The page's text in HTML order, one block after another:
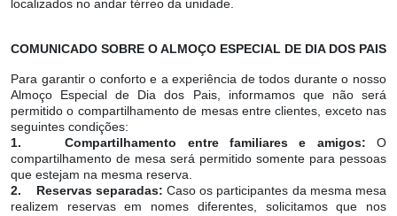
localizados no andar térreo da unidade.
COMUNICADO SOBRE O ALMOÇO ESPECIAL DE DIA DOS PAIS
Para garantir o conforto e a experiência de todos durante o nosso
Almoço Especial de Dia dos Pais, informamos que não será
permitido o compartilhamento de mesas entre clientes, exceto nas
seguintes condições:
1. Compartilhamento entre familiares e amigos: O
compartilhamento de mesa será permitido somente para pessoas
que estejam na mesma reserva.
2. Reservas separadas: Caso os participantes da mesma mesa
realizem reservas em nomes diferentes, solicitamos que nos